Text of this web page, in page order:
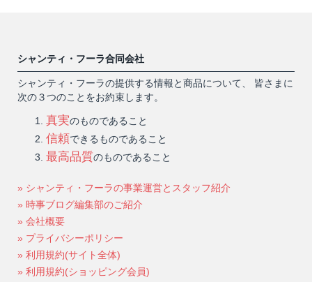
シャンティ・フーラ合同会社
シャンティ・フーラの提供する情報と商品について、 皆さまに
次の３つのことをお約束します。
真実のものであること
信頼できるものであること
最高品質のものであること
» シャンティ・フーラの事業運営とスタッフ紹介
» 時事ブログ編集部のご紹介
» 会社概要
» プライバシーポリシー
» 利用規約(サイト全体)
» 利用規約(ショッピング会員)